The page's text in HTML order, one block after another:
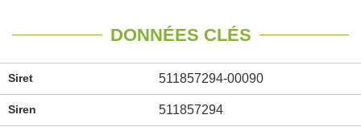
DONNÉES CLÉS
Siret 511857294-00090
Siren 511857294